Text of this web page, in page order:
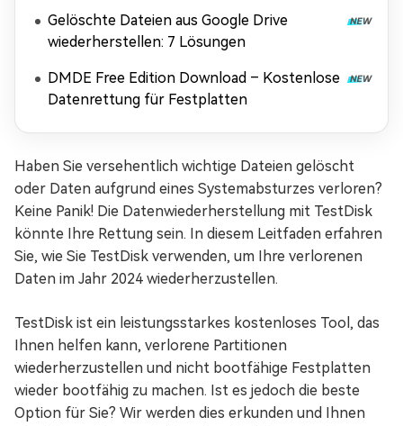
Gelöschte Dateien aus Google Drive
wiederherstellen: 7 Lösungen
DMDE Free Edition Download – Kostenlose
Datenrettung für Festplatten
Haben Sie versehentlich wichtige Dateien gelöscht
oder Daten aufgrund eines Systemabsturzes verloren?
Keine Panik! Die Datenwiederherstellung mit TestDisk
könnte Ihre Rettung sein. In diesem Leitfaden erfahren
Sie, wie Sie TestDisk verwenden, um Ihre verlorenen
Daten im Jahr 2024 wiederherzustellen.
TestDisk ist ein leistungsstarkes kostenloses Tool, das
Ihnen helfen kann, verlorene Partitionen
wiederherzustellen und nicht bootfähige Festplatten
wieder bootfähig zu machen. Ist es jedoch die beste
Option für Sie? Wir werden dies erkunden und Ihnen